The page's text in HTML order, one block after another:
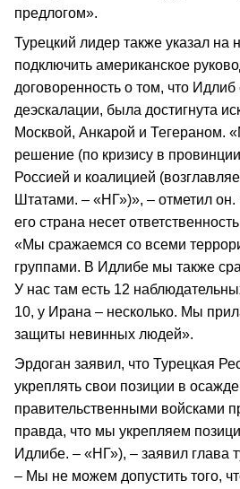
предлогом».
Турецкий лидер также указал на
подключить американское
договоренность о том, что Идлиб
деэскалации, была достигнута
Москвой, Анкарой и Тегераном.
решение (по кризису в
Россией и коалицией
Штатами. – «НГ»)», – отметил он.
его страна несет
«Мы сражаемся со всеми
группами. В Идлибе мы также
У нас там есть 12
10, у Ирана – несколько. Мы
защиты невинных людей».
Эрдоган заявил, что Турецкая
укреплять свои позиции в
правительственными войсками
правда, что мы укрепляем
Идлибе. – «НГ»), – заявил глава
– Мы не можем допустить того,